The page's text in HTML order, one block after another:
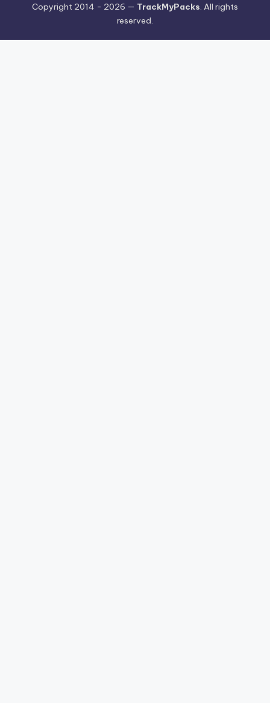
Copyright 2014 - 2026 — TrackMyPacks. All rights
reserved.